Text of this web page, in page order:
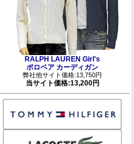
RALPH LAUREN Girl's
ポロベア カーディガン
弊社他サイト価格:13,750円
当サイト価格:13,200円